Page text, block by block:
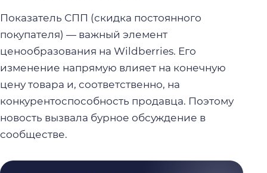
Показатель СПП (скидка постоянного
покупателя) — важный элемент
ценообразования на Wildberries. Его
изменение напрямую влияет на конечную
цену товара и, соответственно, на
конкурентоспособность продавца. Поэтому
новость вызвала бурное обсуждение в
сообществе.